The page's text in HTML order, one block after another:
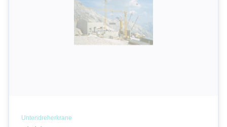
Untendreherkrane